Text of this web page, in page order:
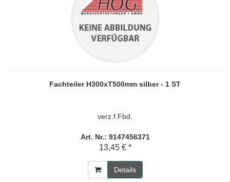
Fachteiler H300xT500mm silber - 1 ST
verz.f.Fbd.
Art. Nr.: 9147456371
13,45 € *
Details